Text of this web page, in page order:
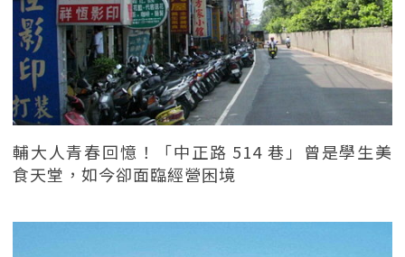
輔大人青春回憶！「中正路 514 巷」曾是學生美
食天堂，如今卻面臨經營困境